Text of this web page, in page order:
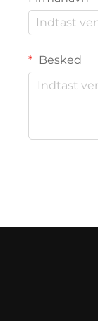
Besked